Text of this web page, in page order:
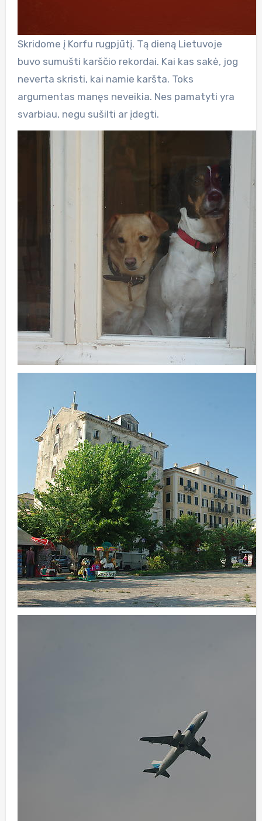
Skridome į Korfu rugpjūtį. Tą dieną Lietuvoje
buvo sumušti karščio rekordai. Kai kas sakė, jog
neverta skristi, kai namie karšta. Toks
argumentas manęs neveikia. Nes pamatyti yra
svarbiau, negu sušilti ar įdegti.